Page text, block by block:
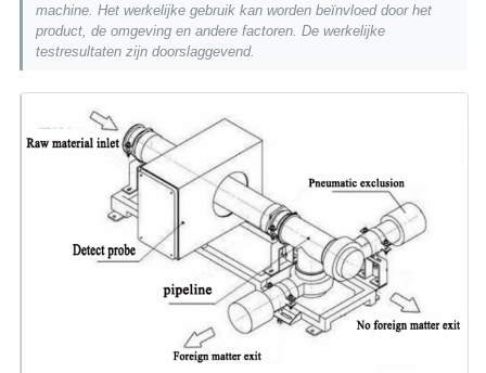
machine. Het werkelijke gebruik kan worden beïnvloed door het
product, de omgeving en andere factoren. De werkelijke
testresultaten zijn doorslaggevend.